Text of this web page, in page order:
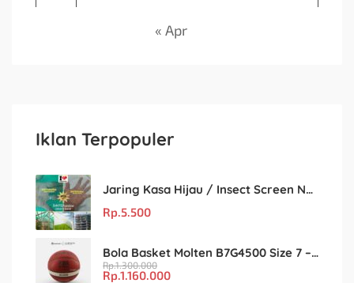
« Apr
Iklan Terpopuler
Jaring Kasa Hijau / Insect Screen Net – Kualitas Terjamin & Harga Eceran Terjangkau
Rp.5.500
Bola Basket Molten B7G4500 Size 7 – Resmi FIBA & IBL
Rp.1.300.000
Rp.1.160.000